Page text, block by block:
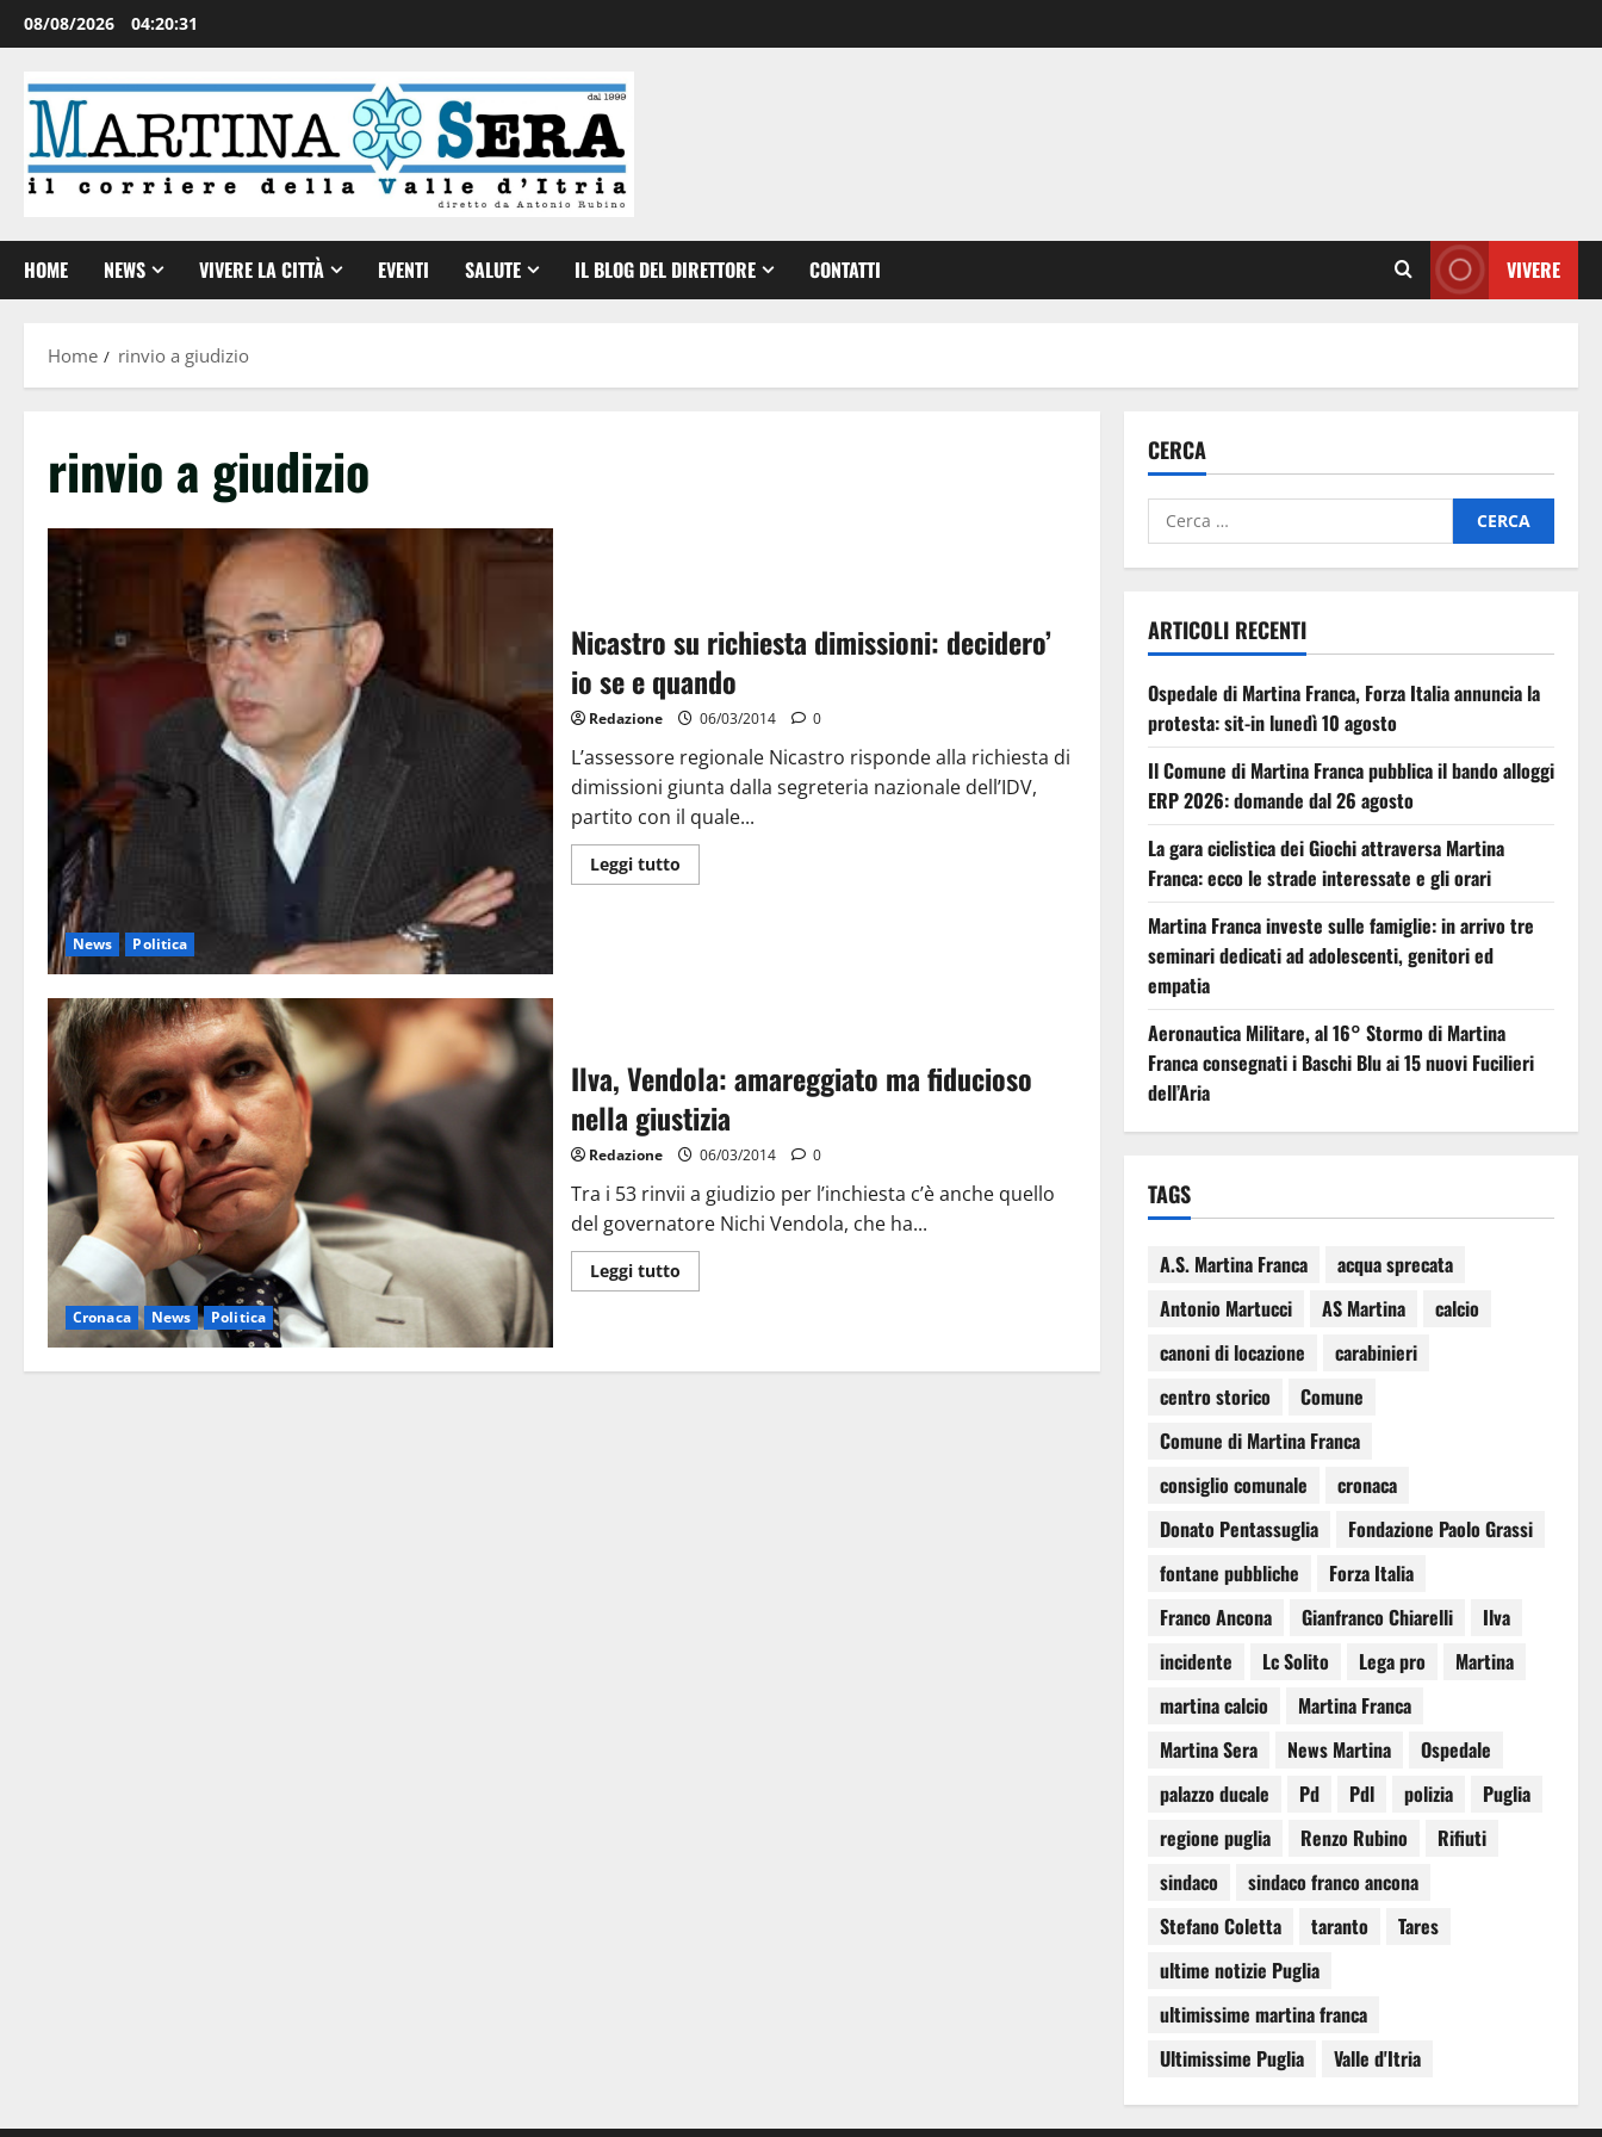
08/08/2026 04:20:31
HOME NEWS VIVERE LA CITTÀ EVENTI SALUTE IL BLOG DEL DIRETTORE CONTATTI VIVERE
Home rinvio a giudizio
rinvio a giudizio
News Politica
Nicastro su richiesta dimissioni: decidero’
io se e quando
Redazione 06/03/2014 0
L’assessore regionale Nicastro risponde alla richiesta di
dimissioni giunta dalla segreteria nazionale dell’IDV,
partito con il quale...
Leggi tutto
Cronaca News Politica
Ilva, Vendola: amareggiato ma fiducioso
nella giustizia
Redazione 06/03/2014 0
Tra i 53 rinvii a giudizio per l’inchiesta c’è anche quello
del governatore Nichi Vendola, che ha...
Leggi tutto
CERCA
ARTICOLI RECENTI
Ospedale di Martina Franca, Forza Italia annuncia la
protesta: sit-in lunedì 10 agosto
Il Comune di Martina Franca pubblica il bando alloggi
ERP 2026: domande dal 26 agosto
La gara ciclistica dei Giochi attraversa Martina
Franca: ecco le strade interessate e gli orari
Martina Franca investe sulle famiglie: in arrivo tre
seminari dedicati ad adolescenti, genitori ed
empatia
Aeronautica Militare, al 16° Stormo di Martina
Franca consegnati i Baschi Blu ai 15 nuovi Fucilieri
dell’Aria
TAGS
A.S. Martina Franca
acqua sprecata
Antonio Martucci
AS Martina
calcio
canoni di locazione
carabinieri
centro storico
Comune
Comune di Martina Franca
consiglio comunale
cronaca
Donato Pentassuglia
Fondazione Paolo Grassi
fontane pubbliche
Forza Italia
Franco Ancona
Gianfranco Chiarelli
Ilva
incidente
Lc Solito Lega pro
Martina
martina calcio
Martina Franca
Martina Sera
News Martina
Ospedale
palazzo ducale
Pd Pdl polizia
Puglia
regione puglia
Renzo Rubino
Rifiuti
sindaco
sindaco franco ancona
Stefano Coletta
taranto
Tares
ultime notizie Puglia
ultimissime martina franca
Ultimissime Puglia
Valle d'Itria